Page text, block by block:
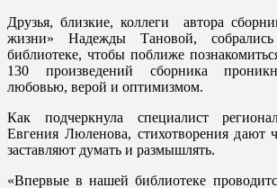
Друзья, близкие, коллеги автора
жизни» Надежды Тановой,
библиотеке, чтобы поближе
130 произведений сборника
любовью, верой и оптимизмом.
Как подчеркнула специалист
Евгения Люленова, стихотворения дают
заставляют думать и размышлять.
«Впервые в нашей библиотеке